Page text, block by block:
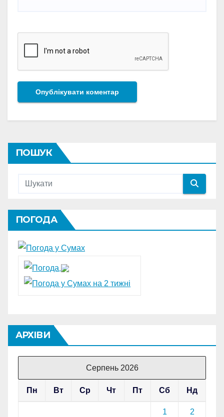
ПОШУК
ПОГОДА
АРХІВИ
Серпень 2026
Пн Вт Ср Чт Пт Сб Нд
1 2